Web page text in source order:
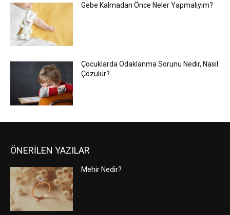
Gebe Kalmadan Önce Neler Yapmalıyım?
Çocuklarda Odaklanma Sorunu Nedir, Nasıl
Çözülür?
ÖNERİLEN YAZILAR
Mehir Nedir?